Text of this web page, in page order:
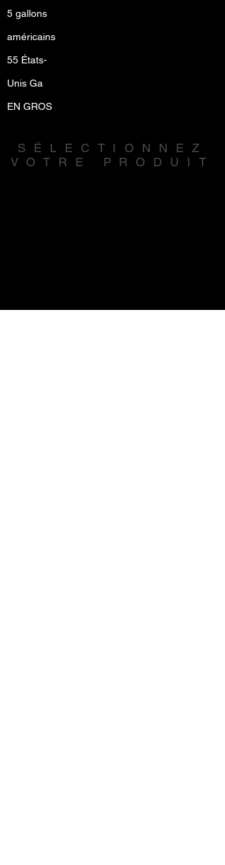
5 gallons
américains
55 États-
Unis Ga
EN GROS
SÉLECTIONNEZ
VOTRE PRODUIT